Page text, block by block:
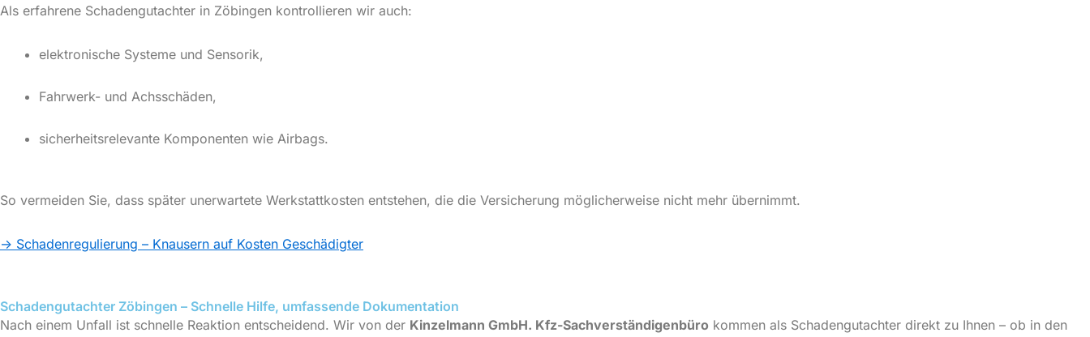
Als erfahrene Schadengutachter in Zöbingen kontrollieren wir auch:
elektronische Systeme und Sensorik,
Fahrwerk- und Achsschäden,
sicherheitsrelevante Komponenten wie Airbags.
So vermeiden Sie, dass später unerwartete Werkstattkosten entstehen, die die Versicherung möglicherweise nicht mehr übernimmt.
→ Schadenregulierung – Knausern auf Kosten Geschädigter
Schadengutachter Zöbingen – Schnelle Hilfe, umfassende Dokumentation
Nach einem Unfall ist schnelle Reaktion entscheidend. Wir von der Kinzelmann GmbH. Kfz-Sachverständigenbüro kommen als Schadengutachter direkt zu Ihnen – ob in den